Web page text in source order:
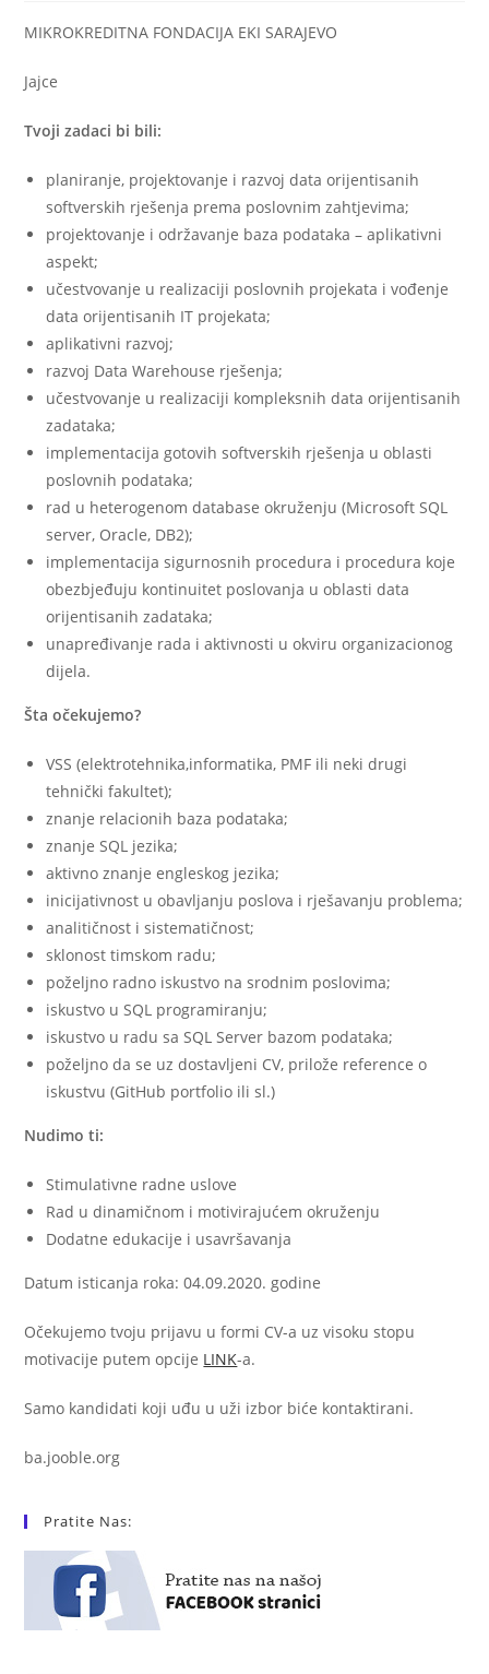
MIKROKREDITNA FONDACIJA EKI SARAJEVO
Jajce
Tvoji zadaci bi bili:
planiranje, projektovanje i razvoj data orijentisanih
softverskih rješenja prema poslovnim zahtjevima;
projektovanje i održavanje baza podataka – aplikativni
aspekt;
učestvovanje u realizaciji poslovnih projekata i vođenje
data orijentisanih IT projekata;
aplikativni razvoj;
razvoj Data Warehouse rješenja;
učestvovanje u realizaciji kompleksnih data orijentisanih
zadataka;
implementacija gotovih softverskih rješenja u oblasti
poslovnih podataka;
rad u heterogenom database okruženju (Microsoft SQL
server, Oracle, DB2);
implementacija sigurnosnih procedura i procedura koje
obezbjeđuju kontinuitet poslovanja u oblasti data
orijentisanih zadataka;
unapređivanje rada i aktivnosti u okviru organizacionog
dijela.
Šta očekujemo?
VSS (elektrotehnika,informatika, PMF ili neki drugi
tehnički fakultet);
znanje relacionih baza podataka;
znanje SQL jezika;
aktivno znanje engleskog jezika;
inicijativnost u obavljanju poslova i rješavanju problema;
analitičnost i sistematičnost;
sklonost timskom radu;
poželjno radno iskustvo na srodnim poslovima;
iskustvo u SQL programiranju;
iskustvo u radu sa SQL Server bazom podataka;
poželjno da se uz dostavljeni CV, prilože reference o
iskustvu (GitHub portfolio ili sl.)
Nudimo ti:
Stimulativne radne uslove
Rad u dinamičnom i motivirajućem okruženju
Dodatne edukacije i usavršavanja
Datum isticanja roka: 04.09.2020. godine
Očekujemo tvoju prijavu u formi CV-a uz visoku stopu
motivacije putem opcije LINK-a.
Samo kandidati koji uđu u uži izbor biće kontaktirani.
ba.jooble.org
Pratite Nas: